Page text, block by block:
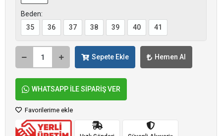
Beden:
35
36 37 38 39 40 41
Sepete Ekle Hemen Al
WHATSAPP İLE SİPARİŞ VER
Favorilerime ekle